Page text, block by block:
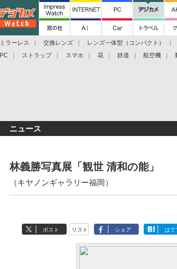
ミラーレス 交換レンズ レンズ一体型（コンパクト）
PC
ストラップ スマホ 花 鉄道 航空機
ニュース
林義勝写真展「観世 清和の能」
（キヤノンギャラリー福岡）
ポスト リスト シェア はて